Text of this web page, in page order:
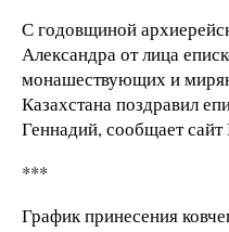
С годовщиной
Александра от лица
монашествующих и
Казахстана поздравил
Геннадий, сообщает
***
График принесения